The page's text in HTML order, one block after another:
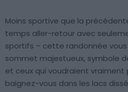
Moins sportive que la
temps aller-retour avec
sportifs – cette randonnée
sommet majestueux, symbole
et ceux qui voudraient vraiment
baignez-vous dans les lacs